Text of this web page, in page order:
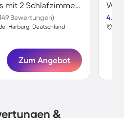
Schönes Ferienhaus mit 2 Schlafzimmern für 4 Personen
Bewertungen)
Harburg, Deutschland
Zum Angebot
4.9
&